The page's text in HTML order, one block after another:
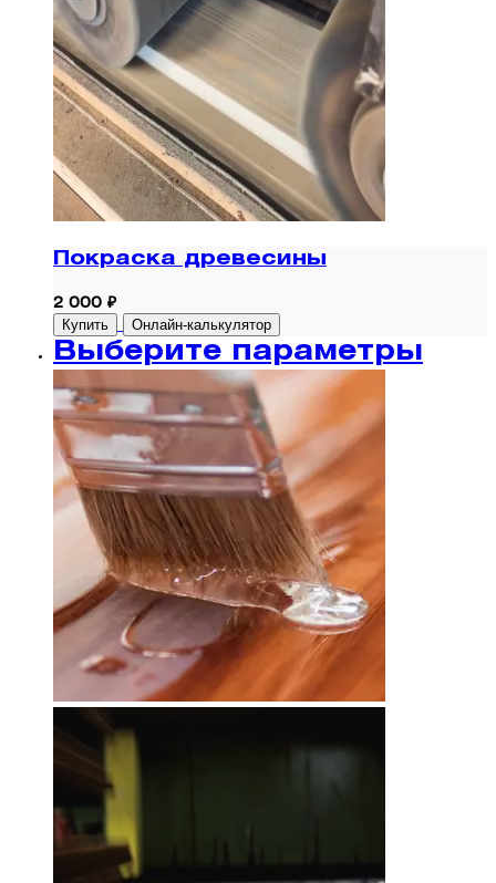
Покраска древесины
2 000 ₽
Купить Онлайн-калькулятор
Выберите параметры